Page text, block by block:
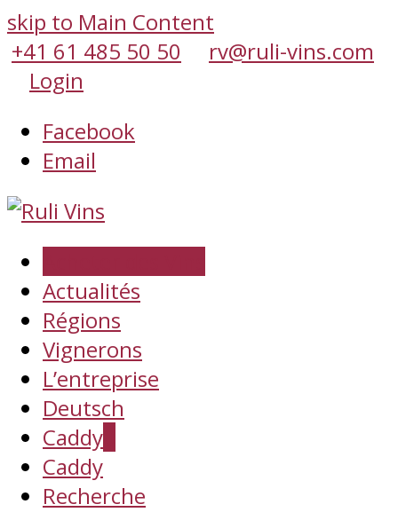
skip to Main Content
+41 61 485 50 50
rv@ruli-vins.com
Login
Facebook
Email
Actualités
Régions
Vignerons
L’entreprise
Deutsch
Caddy
Caddy
Recherche